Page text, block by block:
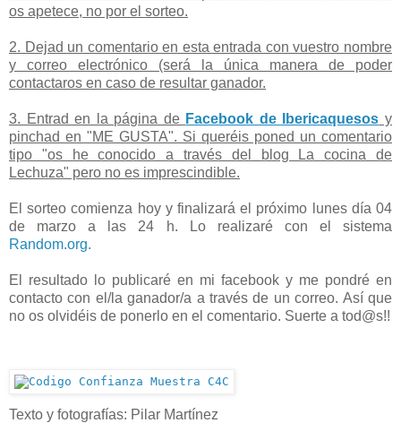
os apetece, no por el sorteo.
2. Dejad un comentario en esta entrada con vuestro nombre
y correo electrónico (será la única manera de poder
contactaros en caso de resultar ganador.
3. Entrad en la página de Facebook de Ibericaquesos y
pinchad en "ME GUSTA". Si queréis poned un comentario
tipo "os he conocido a través del blog La cocina de
Lechuza" pero no es imprescindible.
El sorteo comienza hoy y finalizará el próximo lunes día 04
de marzo a las 24 h. Lo realizaré con el sistema
Random.org.
El resultado lo publicaré en mi facebook y me pondré en
contacto con el/la ganador/a a través de un correo. Así que
no os olvidéis de ponerlo en el comentario. Suerte a tod@s!!
Texto y fotografías: Pilar Martínez